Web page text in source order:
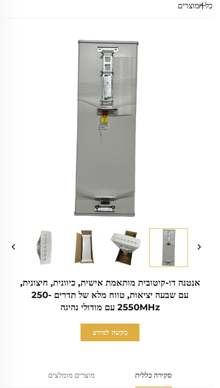
כל המוצרים
אנטנה דו-קיטובית מותאמת אישית, כיוונית, חיצונית,
עם שבעה יציאות, טווח מלא של תדרים 250-
2550MHz עם מודולי נהיגה
בקשה למידע
סקירה כללית מוצרים מומלצים